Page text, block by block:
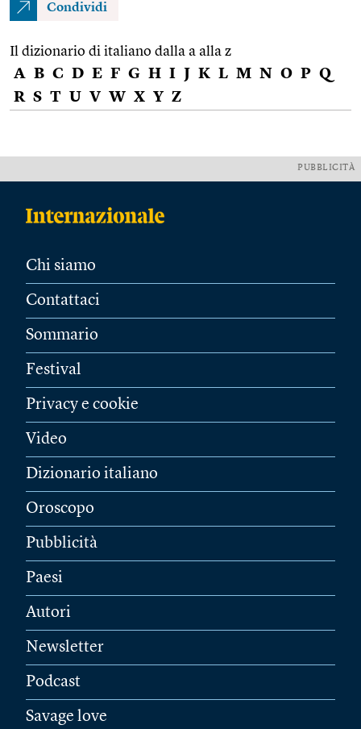
Condividi
Il dizionario di italiano dalla a alla z
A B C D E F G H I J K L M N O P Q
R S T U V W X Y Z
PUBBLICITÀ
Chi siamo
Contattaci
Sommario
Festival
Privacy e cookie
Video
Dizionario italiano
Oroscopo
Pubblicità
Paesi
Autori
Newsletter
Podcast
Savage love